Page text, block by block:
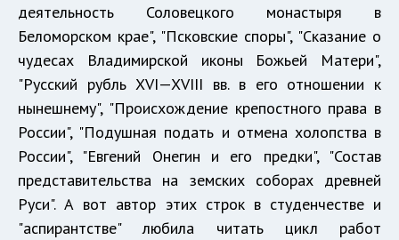
деятельность Соловецкого монастыря в
Беломорском крае", "Псковские споры", "Сказание о
чудесах Владимирской иконы Божьей Матери",
"Русский рубль XVI—XVIII вв. в его отношении к
нынешнему", "Происхождение крепостного права в
России", "Подушная подать и отмена холопства в
России", "Евгений Онегин и его предки", "Состав
представительства на земских соборах древней
Руси". А вот автор этих строк в студенчестве и
"аспирантстве" любила читать цикл работ